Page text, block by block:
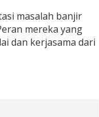
masalah banjir
mereka yang
dan kerjasama dari